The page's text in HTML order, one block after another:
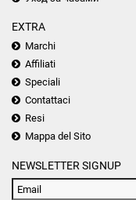
EXTRA
Marchi
Affiliati
Speciali
Contattaci
Resi
Mappa del Sito
NEWSLETTER SIGNUP